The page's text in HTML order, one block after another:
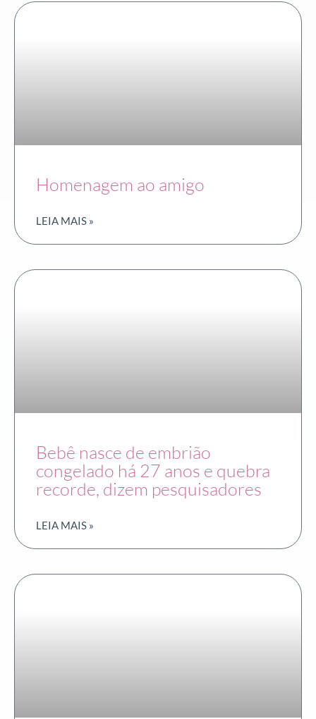
Homenagem ao amigo
LEIA MAIS »
Bebê nasce de embrião
congelado há 27 anos e quebra
recorde, dizem pesquisadores
LEIA MAIS »